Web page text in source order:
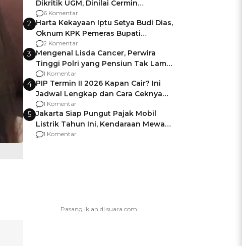
Dikritik UGM, Dinilai Cermin
Gagalnya Negara Jamin Keamanan
6 Komentar
2 Harta Kekayaan Iptu Setya Budi Dias,
Oknum KPK Pemeras Bupati
Pemalang
2 Komentar
3 Mengenal Lisda Cancer, Perwira
Tinggi Polri yang Pensiun Tak Lama
Usai Jadi Brigjen
1 Komentar
4 PIP Termin II 2026 Kapan Cair? Ini
Jadwal Lengkap dan Cara Ceknya
agar Dana Tidak Hangus!
1 Komentar
5 Jakarta Siap Pungut Pajak Mobil
Listrik Tahun Ini, Kendaraan Mewah
Kena hingga 75% PKB
1 Komentar